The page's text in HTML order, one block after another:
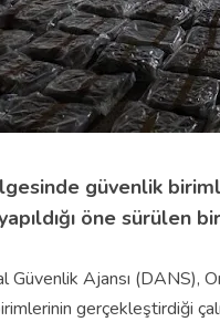
güvenlik
yapıldığı öne sürülen
Güvenlik Ajansı (DANS),
gerçekleştirdiği